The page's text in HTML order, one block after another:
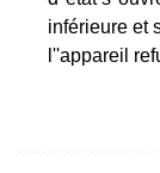
inférieure et
l''appareil